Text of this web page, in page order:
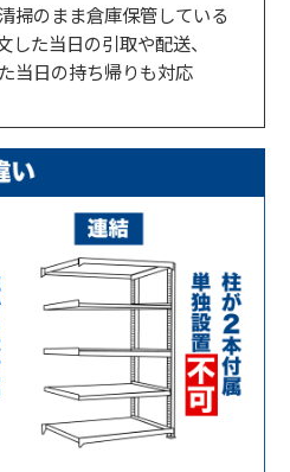
掃のまま倉庫保管している
た当日の引取や配送、
当日の持ち帰りも対応